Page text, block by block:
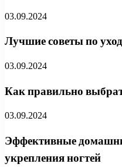
03.09.2024
Лучшие советы по
03.09.2024
Как правильно
03.09.2024
Эффективные
укрепления ногтей